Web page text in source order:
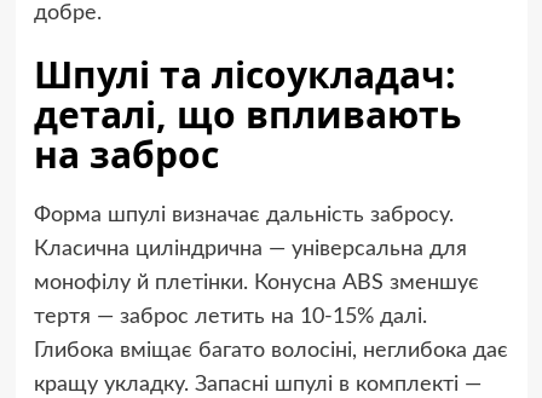
добре.
Шпулі та лісоукладач:
деталі, що впливають
на заброс
Форма шпулі визначає дальність забросу.
Класична циліндрична — універсальна для
монофілу й плетінки. Конусна ABS зменшує
тертя — заброс летить на 10-15% далі.
Глибока вміщає багато волосіні, неглибока дає
кращу укладку. Запасні шпулі в комплекті —